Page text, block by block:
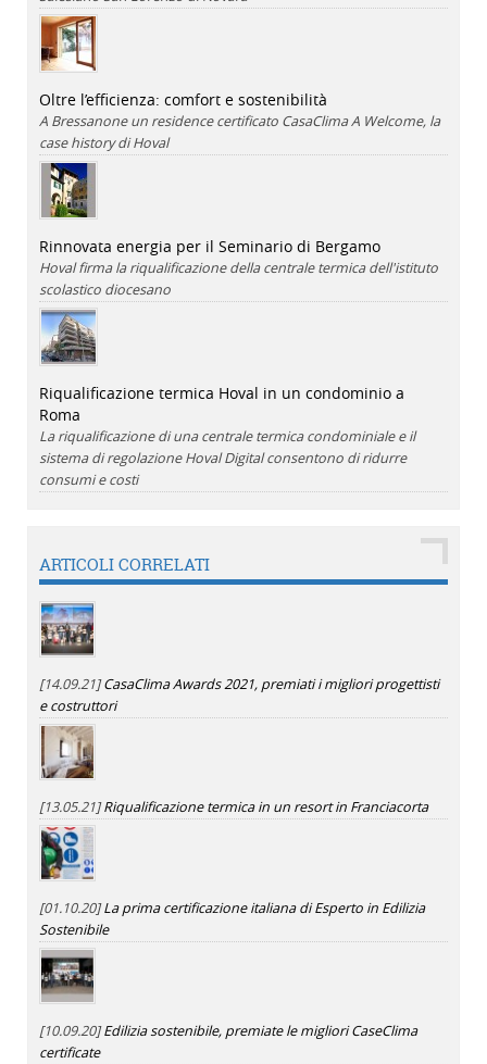
Oltre l’efficienza: comfort e sostenibilità
A Bressanone un residence certificato CasaClima A Welcome, la
case history di Hoval
Rinnovata energia per il Seminario di Bergamo
Hoval firma la riqualificazione della centrale termica dell'istituto
scolastico diocesano
Riqualificazione termica Hoval in un condominio a
Roma
La riqualificazione di una centrale termica condominiale e il
sistema di regolazione Hoval Digital consentono di ridurre
consumi e costi
ARTICOLI CORRELATI
[14.09.21]CasaClima Awards 2021, premiati i migliori progettisti
e costruttori
[13.05.21]Riqualificazione termica in un resort in Franciacorta
[01.10.20]La prima certificazione italiana di Esperto in Edilizia
Sostenibile
[10.09.20]Edilizia sostenibile, premiate le migliori CaseClima
certificate